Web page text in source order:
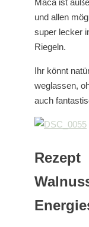
Maca ist
und allen
super lecker
Riegeln.
Ihr könnt
weglassen,
auch
Rezept